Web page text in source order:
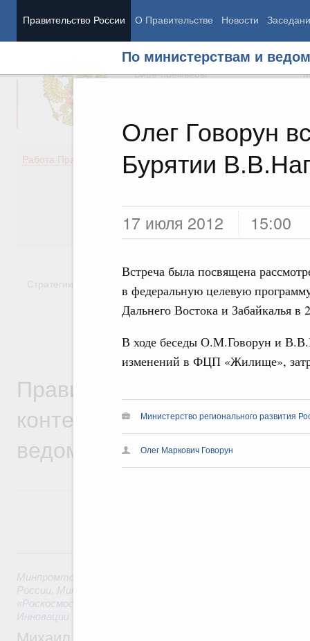
Правительство России О Правительстве Новости
По министерствам и
Олег Говорун
Бурятии
17 июля 2012 15:00
Встреча была посвящена
в федеральную целевую
Дальнего Востока и Забайкалья в
В ходе беседы О.М.Говорун и
изменений в ФЦП «Жилище»,
Министерство регионального развития
Олег Маркович Говорун
Председатель Правительства
Вице-премьеры
Работа Правительства
Демография
Здоровье
Общество
Государство
Стратегии Государственные программы
Правительственная
контексте работы
ведомств
Минпромторг России
России Минсельхоз России
«Роскосмос»
Инновации